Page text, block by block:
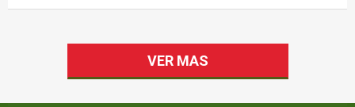
VER MAS